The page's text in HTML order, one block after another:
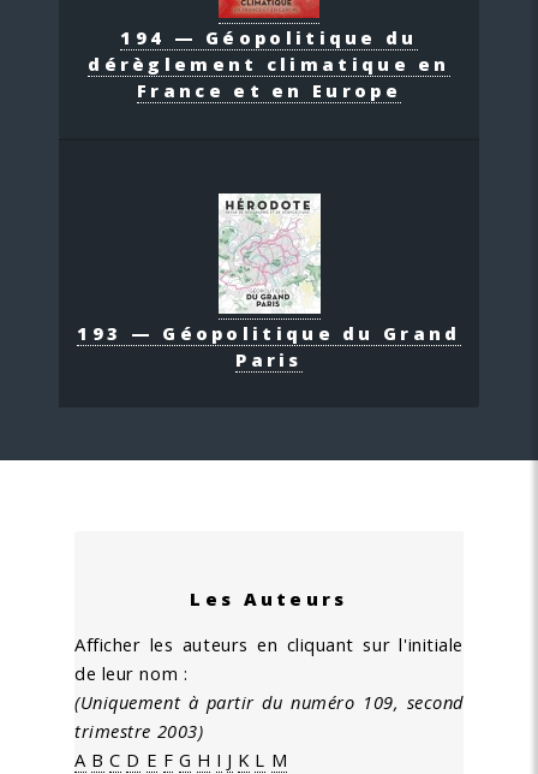
194 — Géopolitique du
dérèglement climatique en
France et en Europe
193 — Géopolitique du Grand
Paris
Les Auteurs
Afficher les auteurs en cliquant sur l'initiale
de leur nom :
(Uniquement à partir du numéro 109, second
trimestre 2003)
A B C D E F G H I J K L M